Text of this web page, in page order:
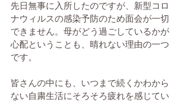
先日無事に入所したのですが、新型コロ
ナウィルスの感染予防のため面会が一切
できません。母がどう過ごしているかが
心配ということも、晴れない理由の一つ
です。
皆さんの中にも、いつまで続くかわから
ない自粛生活にそろそろ疲れを感じてい